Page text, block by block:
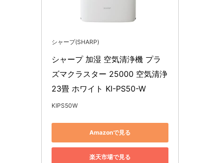
シャープ(SHARP)
シャープ 加湿 空気清浄機 プラ
ズマクラスター 25000 空気清浄
23畳 ホワイト KI-PS50-W
KIPS50W
Amazonで見る
楽天市場で見る